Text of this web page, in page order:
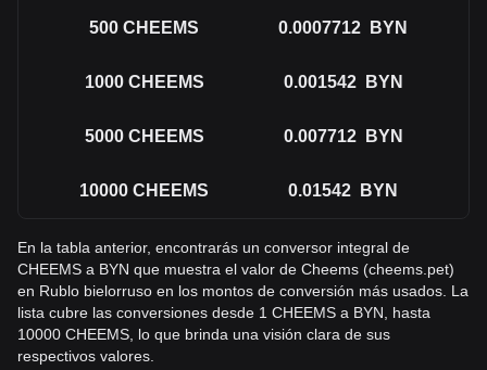
500 CHEEMS 0.0007712 BYN
1000 CHEEMS 0.001542 BYN
5000 CHEEMS 0.007712 BYN
10000 CHEEMS 0.01542 BYN
En la tabla anterior, encontrarás un conversor integral de
CHEEMS a BYN que muestra el valor de Cheems (cheems.pet)
en Rublo bielorruso en los montos de conversión más usados. La
lista cubre las conversiones desde 1 CHEEMS a BYN, hasta
10000 CHEEMS, lo que brinda una visión clara de sus
respectivos valores.